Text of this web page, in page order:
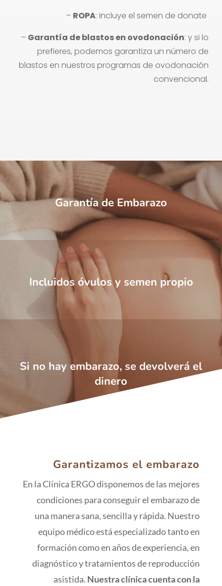
– ROPA: incluye el semen de donate
– Garantía de blastos en ovodonación: y si lo
prefieres, podemos garantiza un número de
blastos en nuestros programas de ovodonación
convencional.
Garantía de Embarazo
Incluidos óvulos y semen propio
Si no hay embarazo, se devolverá el
dinero
Garantizamos el embarazo
En la Clínica ERGO disponemos de las mejores
condiciones para conseguir el embarazo de
una manera sana, sencilla y rápida. Nuestro
equipo médico está especializado tanto en
formación como en años de experiencia, en
diagnóstico y tratamientos de reproducción
asistida. Nuestra clínica cuenta con la